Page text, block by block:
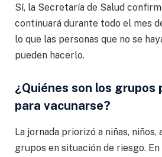
Sí, la Secretaría de Salud
continuará durante todo el mes
lo que las personas que no se
pueden hacerlo.
¿Quiénes son los grupos
para vacunarse?
La jornada priorizó a niñas,
grupos en situación de riesgo. En